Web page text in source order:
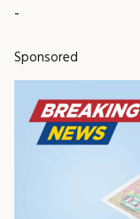
-
Sponsored